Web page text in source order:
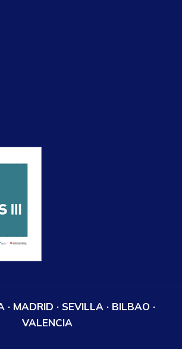
· MADRID · SEVILLA · BILBAO ·
VALENCIA